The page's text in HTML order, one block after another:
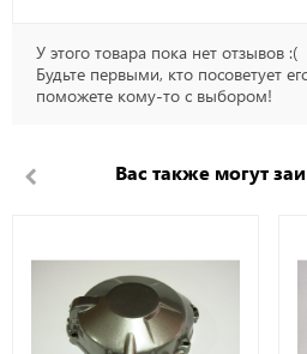
У этого товара пока нет отзывов :(
Будьте первыми, кто посоветует
поможете кому-то с выбором!
Вас также могут